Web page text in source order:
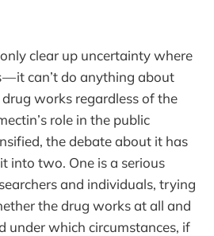
clear up uncertainty where
it can’t do anything about
works regardless of the
role in the public
the debate about it has
into two. One is a serious
and individuals, trying
the drug works at all and
under which circumstances, if